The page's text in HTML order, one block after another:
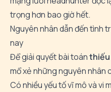
trọng hơn bao giờ hết.
Nguyên nhân dẫn đến tình
nay
Để giải quyết bài toánthiếu
mổ xẻ những nguyên nhân
Có nhiều yếu tố vĩ mô và vi